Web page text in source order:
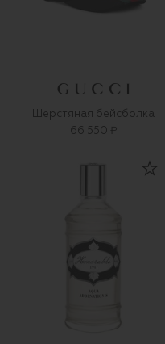
Шерстяная бейсболка
66 550 ₽